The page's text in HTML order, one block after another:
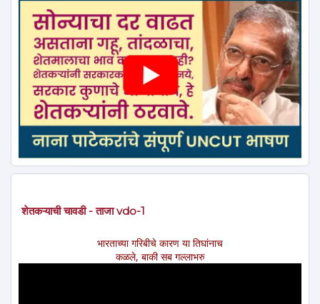
शेतकऱ्याची चावडी - ताजा vdo-1
भारताच्या गरिबीचे कारण या तिघांनाच
कळले, बाकी सब गल्लाभरु